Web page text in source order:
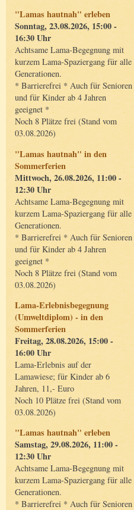
"Lamas hautnah" erleben
Sonntag, 23.08.2026, 15:00 -
16:30 Uhr
Achtsame Lama-Begegnung mit
kurzem Lama-Spaziergang für alle
Generationen.
* Barrierefrei * Auch für Senioren
und für Kinder ab 4 Jahren
geeignet *
Noch 8 Plätze frei (Stand vom
03.08.2026)
"Lamas hautnah" in den
Sommerferien
Mittwoch, 26.08.2026, 11:00 -
12:30 Uhr
Achtsame Lama-Begegnung mit
kurzem Lama-Spaziergang für alle
Generationen.
* Barrierefrei * Auch für Senioren
und für Kinder ab 4 Jahren
geeignet *
Noch 8 Plätze frei (Stand vom
03.08.2026)
Lama-Erlebnisbegegnung
(Umweltdiplom) - in den
Sommerferien
Freitag, 28.08.2026, 15:00 -
16:00 Uhr
Lama-Erlebnis auf der
Lamawiese; für Kinder ab 6
Jahren, 11,- Euro
Noch 10 Plätze frei (Stand vom
03.08.2026)
"Lamas hautnah" erleben
Samstag, 29.08.2026, 11:00 -
12:30 Uhr
Achtsame Lama-Begegnung mit
kurzem Lama-Spaziergang für alle
Generationen.
* Barrierefrei * Auch für Senioren